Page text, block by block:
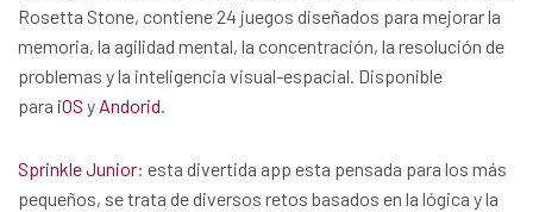
Rosetta Stone, contiene 24 juegos diseñados para mejorar la
memoria, la agilidad mental, la concentración, la resolución de
problemas y la inteligencia visual-espacial. Disponible
para iOS y Andorid.
Sprinkle Junior: esta divertida app esta pensada para los más
pequeños, se trata de diversos retos basados en la lógica y la